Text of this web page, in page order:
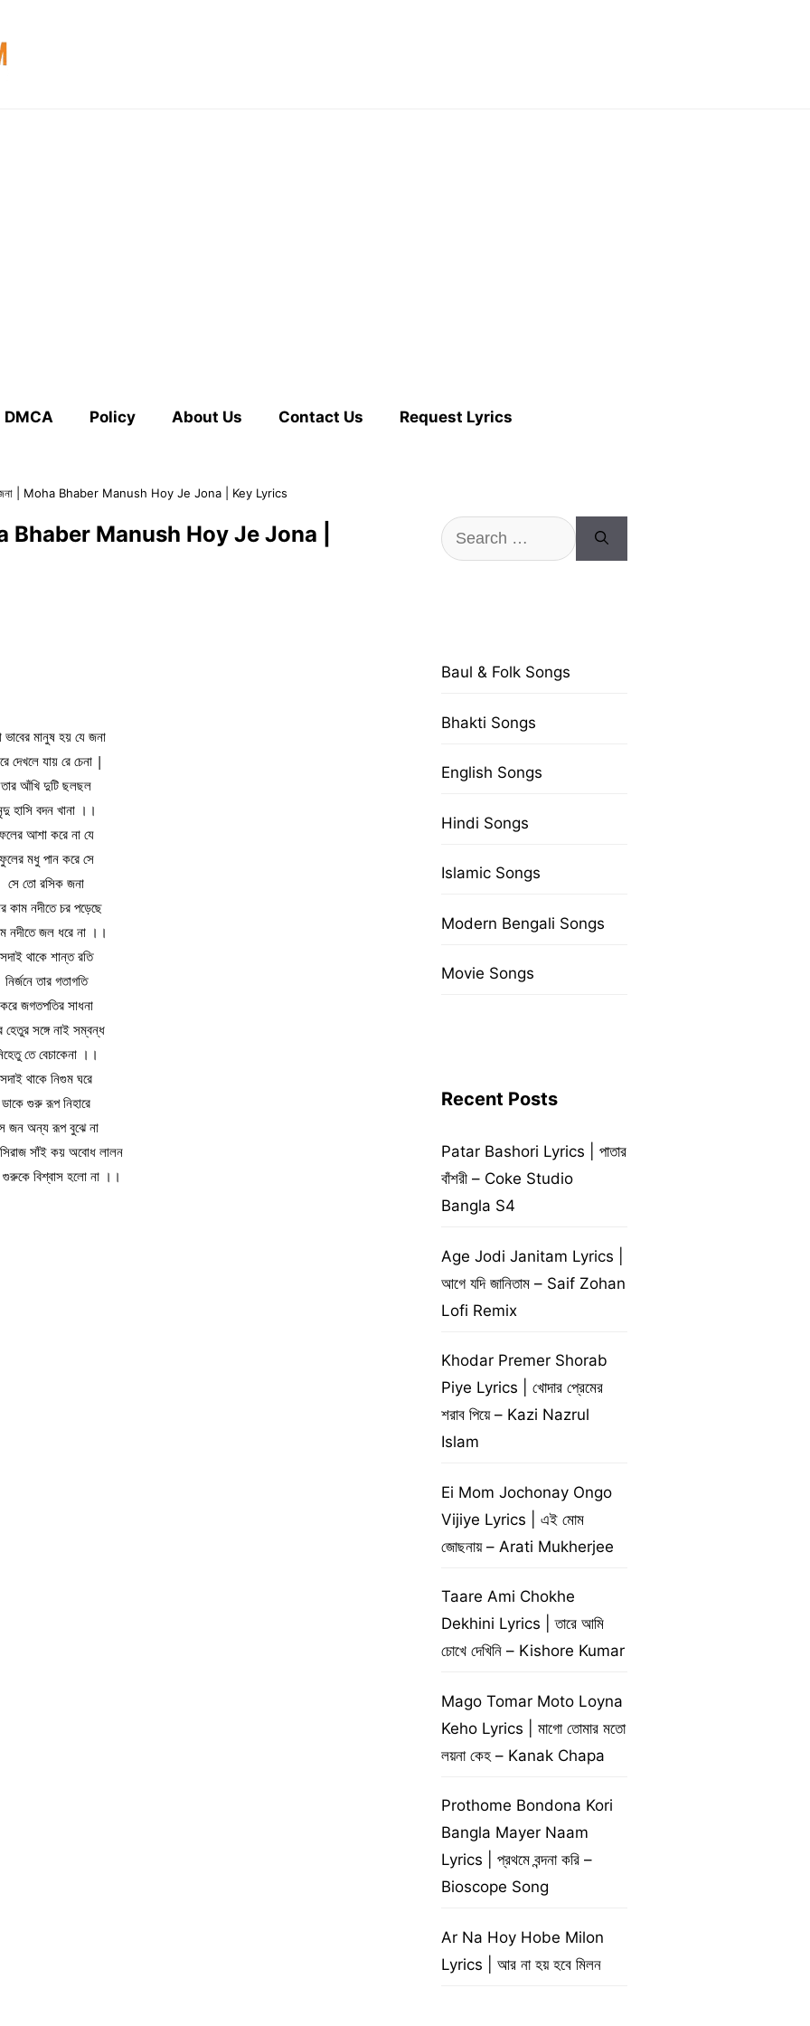
DMCA Policy About Us Contact Us Request Lyrics
যে জনা | Moha Bhaber Manush Hoy Je Jona | Key Lyrics
Bhaber Manush Hoy Je Jona |
ভাবের মানুষ হয় যে জনা
দেখলে যায় রে চেনা |
তার আঁখি দুটি ছলছল
হাসি বদন খানা ।।
আশা করে না যে
ফুলের মধু পান করে সে
সে তো রসিক জনা
কাম নদীতে চর পড়েছে
নদীতে জল ধরে না ।।
সদাই থাকে শান্ত রতি
নির্জনে তার গতাগতি
করে জগতপতির সাধনা
হেতুর সঙ্গে নাই সম্বন্ধ
তে বেচাকেনা ।।
সদাই থাকে নিগুম ঘরে
ডাকে গুরু রূপ নিহারে
জন অন্য রূপ বুঝে না
সাঁই কয় অবোধ লালন
গুরুকে বিশ্বাস হলো না ।।
Search
for:
Baul & Folk Songs
Bhakti Songs
English Songs
Hindi Songs
Islamic Songs
Modern Bengali Songs
Movie Songs
Recent Posts
Patar Bashori Lyrics | পাতার
বাঁশরী – Coke Studio
Bangla S4
Age Jodi Janitam Lyrics |
আগে যদি জানিতাম – Saif Zohan
Lofi Remix
Khodar Premer Shorab
Piye Lyrics | খোদার প্রেমের
শরাব পিয়ে – Kazi Nazrul
Islam
Ei Mom Jochonay Ongo
Vijiye Lyrics | এই মোম
জোছনায় – Arati Mukherjee
Taare Ami Chokhe
Dekhini Lyrics | তারে আমি
চোখে দেখিনি – Kishore Kumar
Mago Tomar Moto Loyna
Keho Lyrics | মাগো তোমার মতো
লয়না কেহ – Kanak Chapa
Prothome Bondona Kori
Bangla Mayer Naam
Lyrics | প্রথমে বন্দনা করি –
Bioscope Song
Ar Na Hoy Hobe Milon
Lyrics | আর না হয় হবে মিলন